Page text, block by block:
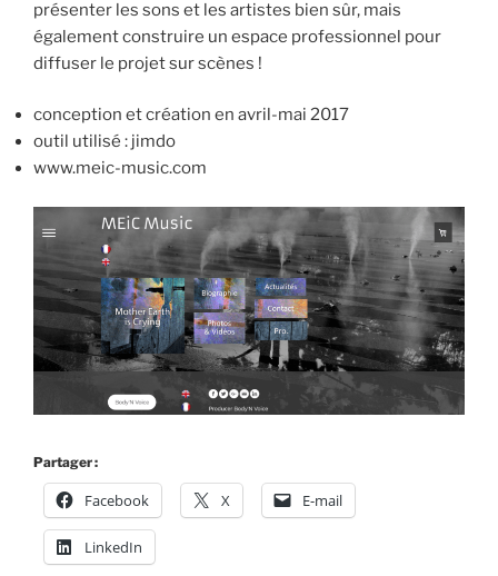
présenter les sons et les artistes bien sûr, mais
également construire un espace professionnel pour
diffuser le projet sur scènes !
conception et création en avril-mai 2017
outil utilisé : jimdo
www.meic-music.com
Partager :
Facebook X E-mail
LinkedIn